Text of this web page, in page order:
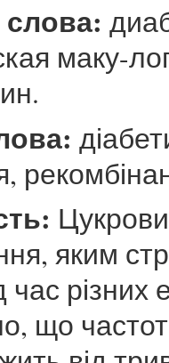
маку-
яким
різних
що